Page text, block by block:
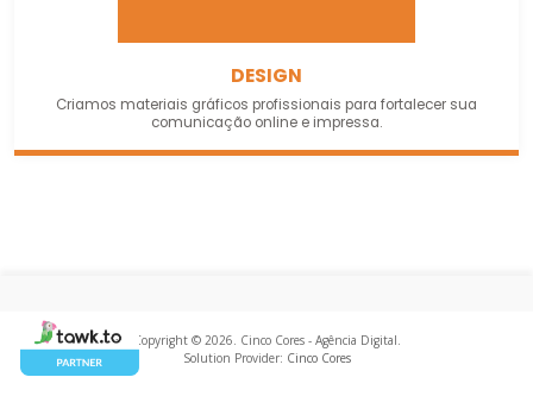
DESIGN
Criamos materiais gráficos profissionais para fortalecer sua
comunicação online e impressa.
Copyright © 2026. Cinco Cores - Agência Digital.
Solution Provider: Cinco Cores